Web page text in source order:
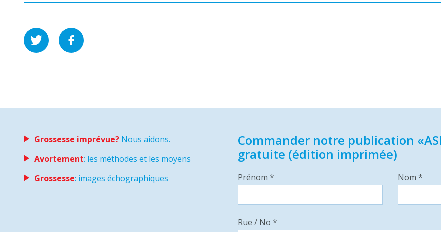
Grossesse imprévue? Nous aidons.
Avortement: les méthodes et les moyens
Grossesse: images échographiques
Commander notre publication
gratuite (édition imprimée)
Prénom * Nom *
Rue / No *